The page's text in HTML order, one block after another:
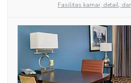
Fasilitas kamar, detail,